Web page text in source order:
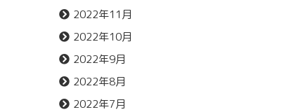
2022年11月
2022年10月
2022年9月
2022年8月
2022年7月